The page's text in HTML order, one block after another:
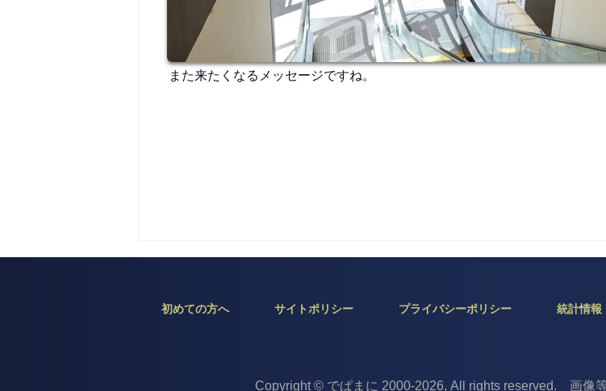
また来たくなるメッセージですね。
初めての方へ サイトポリシー プライバシーポリシー 統計情報
Copyright © でぱまに 2000-2026, All rights reserved. 画像